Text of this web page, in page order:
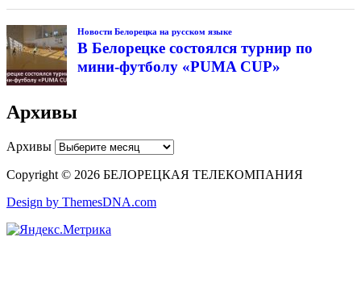
Новости Белорецка на русском языке
В Белорецке состоялся турнир по
мини-футболу «PUMA CUP»
Архивы
Архивы
Copyright © 2026 БЕЛОРЕЦКАЯ ТЕЛЕКОМПАНИЯ
Design by ThemesDNA.com